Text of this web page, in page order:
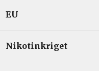
EU
Nikotinkriget